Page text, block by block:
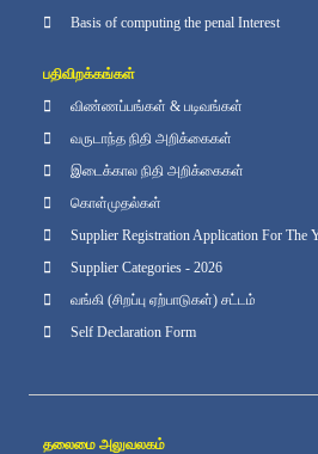
Basis of computing the penal Interest
பதிவிறக்கங்கள்
விண்ணப்பங்கள் & படிவங்கள்
வருடாந்த நிதி அறிக்கைகள்
இடைக்கால நிதி அறிக்கைகள்
கொள்முதல்கள்
Supplier Registration Application For The
Supplier Categories - 2026
வங்கி (சிறப்பு ஏற்பாடுகள்) சட்டம்
Self Declaration Form
தலைமை அலுவலகம்